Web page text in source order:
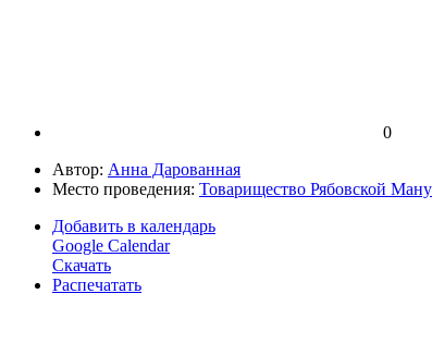
0
Автор: Анна Дарованная
Место проведения: Товарищество Рябовской
Добавить в календарь
Google Calendar
Скачать
Распечатать